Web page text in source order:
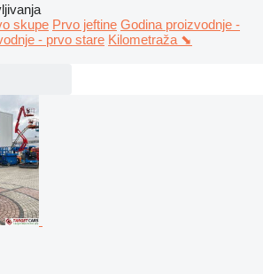
skupe Prvo jeftine Godina proizvodnje -
- prvo stare Kilometraža ⬊